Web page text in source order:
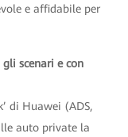
e affidabile per
scenari e con
di Huawei (ADS,
auto private la